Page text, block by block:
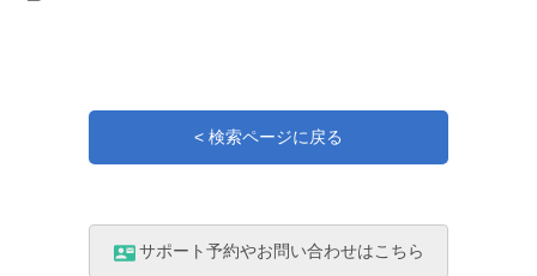
< 検索ページに戻る
サポート予約やお問い合わせはこちら